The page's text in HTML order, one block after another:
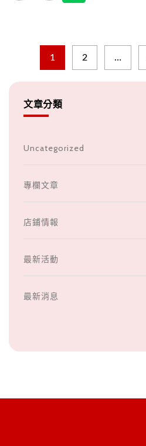
說在眾多商品，要我選出前幾名真
有些是18禁商品，喔…我是說像酒
題（畢竟下午就開始喝好像太過份
吃又老少皆宜的5種下午茶零食！
綿密，充滿層次口感，從上到下分
https://is.gd/Pc8ofJ 接下來是 Hel
1 2 …
文章分類
Uncategorized
專欄文章
店鋪情報
最新活動
最新消息